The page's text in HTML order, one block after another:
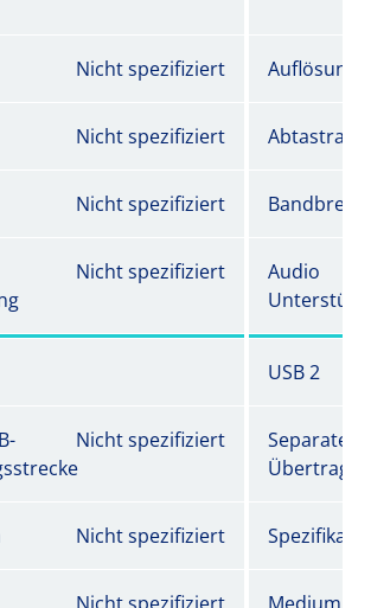
Nicht spezifiziert
Nicht spezifiziert Abtastrate
Nicht spezifiziert Bandbreite
Nicht spezifiziert
Audio
USB 2
Nicht spezifiziert
Separate
Nicht spezifiziert